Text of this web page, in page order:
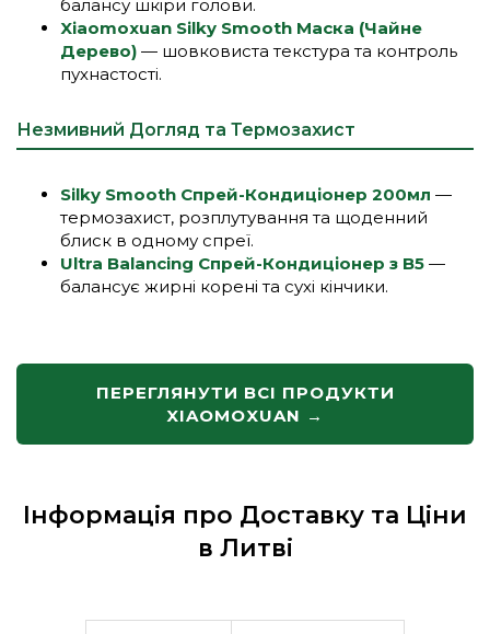
балансу шкіри голови.
Xiaomoxuan Silky Smooth Маска (Чайне
Дерево) — шовковиста текстура та контроль
пухнастості.
Незмивний Догляд та Термозахист
Silky Smooth Спрей-Кондиціонер 200мл —
термозахист, розплутування та щоденний
блиск в одному спреї.
Ultra Balancing Спрей-Кондиціонер з B5 —
балансує жирні корені та сухі кінчики.
ПЕРЕГЛЯНУТИ ВСІ ПРОДУКТИ
XIAOMOXUAN →
Інформація про Доставку та Ціни
в Литві